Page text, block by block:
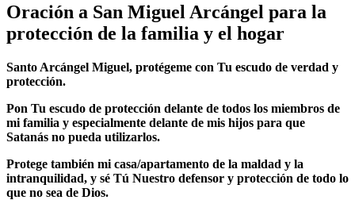
Oración a San Miguel Arcángel para la
protección de la familia y el hogar
Santo Arcángel Miguel, protégeme con Tu escudo de verdad y
protección.
Pon Tu escudo de protección delante de todos los miembros de
mi familia y especialmente delante de mis hijos para que
Satanás no pueda utilizarlos.
Protege también mi casa/apartamento de la maldad y la
intranquilidad, y sé Tú Nuestro defensor y protección de todo lo
que no sea de Dios.